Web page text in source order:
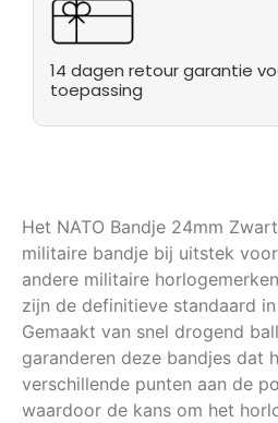
14 dagen retour garantie
toepassing
Het NATO Bandje 24mm
militaire bandje bij uitstek
andere militaire
zijn de definitieve standaard
Gemaakt van snel drogend
garanderen deze bandjes dat
verschillende punten aan de
waardoor de kans om het